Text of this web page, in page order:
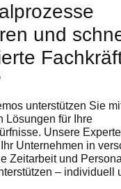
und
unterstützen Sie
Lösungen für Ihre
Unsere
Unternehmen in
Zeitarbeit und
– individuell